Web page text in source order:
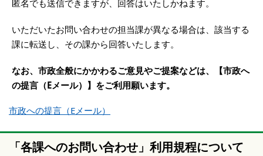
匿名でも送信できますが、回答はいたしかねます。
いただいたお問い合わせの担当課が異なる場合は、該当する
課に転送し、その課から回答いたします。
なお、市政全般にかかわるご意見やご提案などは、【市政へ
の提言（Eメール）】をご利用願います。
市政への提言（Eメール）
「各課へのお問い合わせ」利用規程について